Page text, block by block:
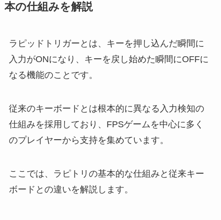
本の仕組みを解説
ラピッドトリガーとは、キーを押し込んだ瞬間に
入力がONになり、キーを戻し始めた瞬間にOFFに
なる機能のことです。
従来のキーボードとは根本的に異なる入力検知の
仕組みを採用しており、FPSゲームを中心に多く
のプレイヤーから支持を集めています。
ここでは、ラピトリの基本的な仕組みと従来キー
ボードとの違いを解説します。